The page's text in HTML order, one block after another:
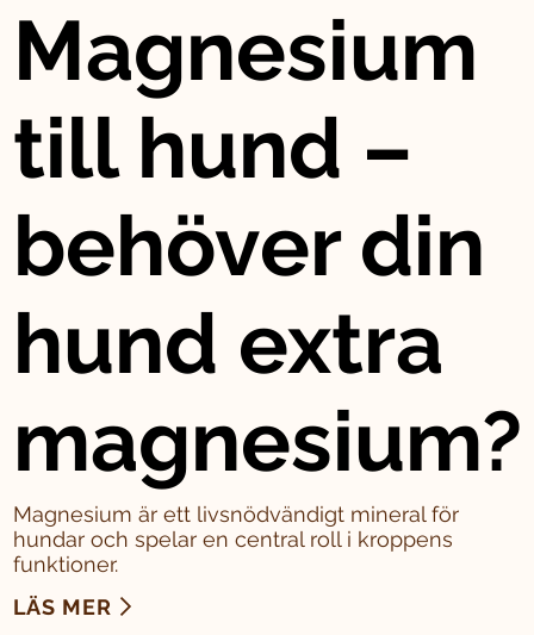
Magnesium
till hund –
behöver din
hund extra
magnesium?
Magnesium är ett livsnödvändigt mineral för
hundar och spelar en central roll i kroppens
funktioner.
LÄS MER